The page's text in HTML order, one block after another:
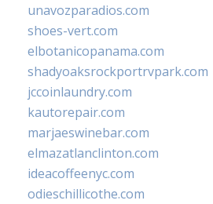
unavozparadios.com
shoes-vert.com
elbotanicopanama.com
shadyoaksrockportrvpark.com
jccoinlaundry.com
kautorepair.com
marjaeswinebar.com
elmazatlanclinton.com
ideacoffeenyc.com
odieschillicothe.com